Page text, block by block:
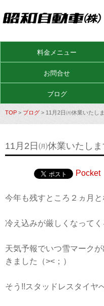
料金メニュー
お問合せ
ブログ
TOP > ブログ > 11月2日㈪休業いたし
11月2日㈪休業いたし
Pocket
今年も残すところ２ヵ月
冷え込みが厳しくなって
天気予報でいつ雪マーク
きました（><；）
そう!!スタッドレスタイヤ